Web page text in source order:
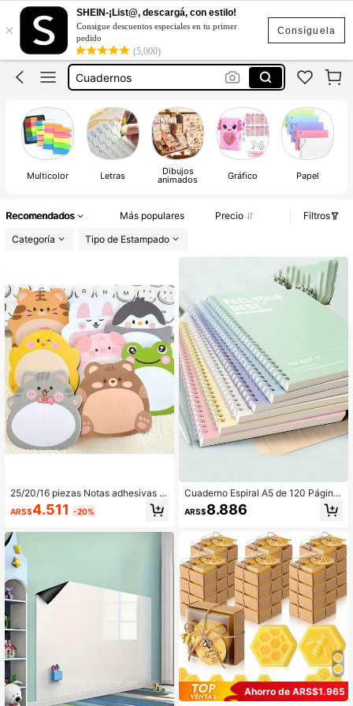
Consíguela
×
SHEIN-¡List@, descargá, con estilo!
Consigue descuentos especiales en tu primer
pedido
(5,000)
Utiles Escolar
Libretas
Cuadernos
Cuadernos Escolar
Utiles Escolar
Libretas
Multicolor Letras Dibujos
animados Gráfico Papel
Recomendados Más populares Precio
Filtros
Categoría
Tipo de Estampado
25/20/16 piezas Notas adhesivas c
on dibujos animados lindos de anim
ales para niños
ARS$4.511 -20%
Cuaderno Espiral A5 de 120 Página
s - Tapa Dura Minimalista, Páginas
Desprendibles, Con Páginas Divisor
s Colores Disponibles, Regreso a la
Escuela
ARS$8.886
Ahorro de ARS$1.965